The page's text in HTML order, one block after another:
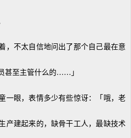
不太自信地问出了那个自己最在意
甚至主管什么的……」
眼，表情多少有些惊讶：「哦，老
产建起来的，缺骨干工人，最缺技术